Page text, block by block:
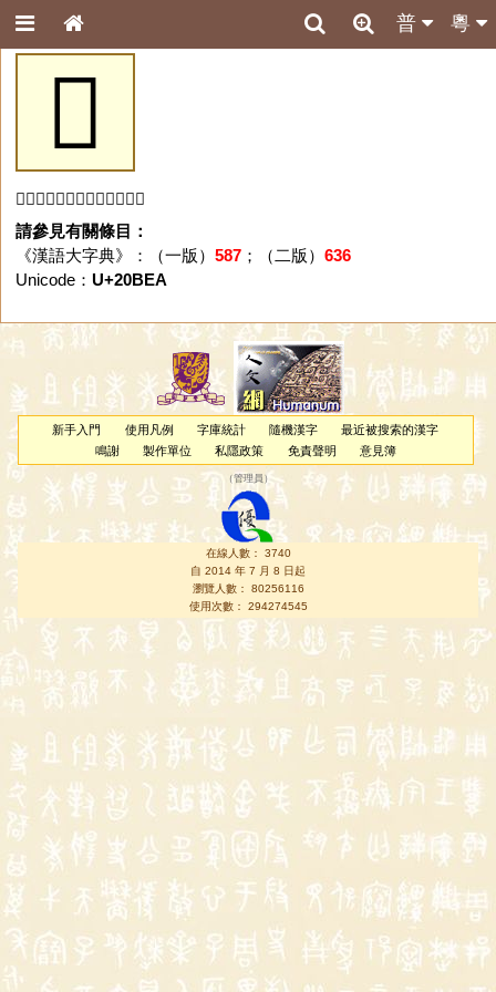
粵
普
𠯪
「𠯪」字未收錄於本資料庫。
請參見有關條目：
《漢語大字典》：（一版） 587；（二版） 636
Unicode： U+20BEA
新手入門 使用凡例 字庫統計 隨機漢字
最近被搜索的漢字
鳴謝
製作單位 私隱政策 免責聲明 意見簿
（管理員 ）
在線人數： 3740
自 2014 年 7 月 8 日起
瀏覽人數： 80256116
使用次數： 294274545